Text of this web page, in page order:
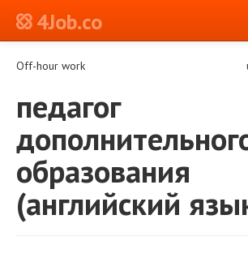
4Job.co
Off-hour work
педагог
образования
(английский